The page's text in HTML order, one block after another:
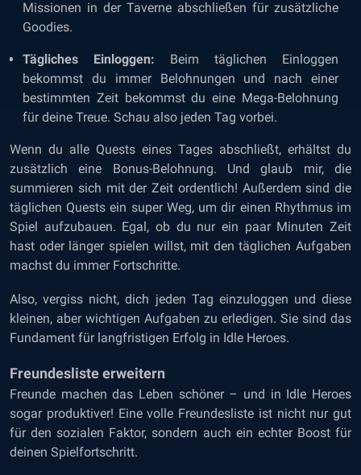
Missionen in der Taverne abschließen für zusätzliche
Goodies.
Tägliches Einloggen: Beim täglichen Einloggen
bekommst du immer Belohnungen und nach einer
bestimmten Zeit bekommst du eine Mega-Belohnung
für deine Treue. Schau also jeden Tag vorbei.
Wenn du alle Quests eines Tages abschließt, erhältst du
zusätzlich eine Bonus-Belohnung. Und glaub mir, die
summieren sich mit der Zeit ordentlich! Außerdem sind die
täglichen Quests ein super Weg, um dir einen Rhythmus im
Spiel aufzubauen. Egal, ob du nur ein paar Minuten Zeit
hast oder länger spielen willst, mit den täglichen Aufgaben
machst du immer Fortschritte.
Also, vergiss nicht, dich jeden Tag einzuloggen und diese
kleinen, aber wichtigen Aufgaben zu erledigen. Sie sind das
Fundament für langfristigen Erfolg in Idle Heroes.
Freundesliste erweitern
Freunde machen das Leben schöner – und in Idle Heroes
sogar produktiver! Eine volle Freundesliste ist nicht nur gut
für den sozialen Faktor, sondern auch ein echter Boost für
deinen Spielfortschritt.